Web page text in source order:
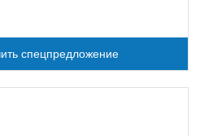
спецпредложение